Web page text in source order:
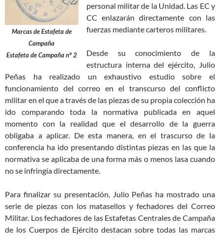
Marcas de Estafeta de
Campaña
Estafeta de Campaña nº 2
personal militar de la Unidad. Las EC y
CC enlazarán directamente con las
fuerzas mediante carteros militares.
Desde su conocimiento de la
estructura interna del ejército, Julio
Peñas ha realizado un exhaustivo estudio sobre el
funcionamiento del correo en el transcurso del conflicto
militar en el que a través de las piezas de su propia colección ha
ido comparando toda la normativa publicada en aquel
momento con la realidad que el desarrollo de la guerra
obligaba a aplicar. De esta manera, en el trascurso de la
conferencia ha ido presentando distintas piezas en las que la
normativa se aplicaba de una forma más o menos lasa cuando
no se infringía directamente.
Para finalizar su presentación, Julio Peñas ha mostrado una
serie de piezas con los matasellos y fechadores del Correo
Militar. Los fechadores de las Estafetas Centrales de Campaña
de los Cuerpos de Ejército destacan sobre todas las marcas